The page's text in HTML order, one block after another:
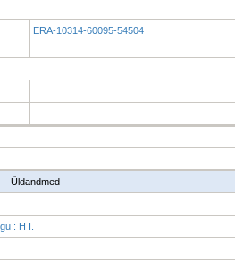
ERA-10314-60095-54504
Üldandmed
: H I.